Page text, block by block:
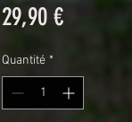
29,90 €Prix
Quantité *